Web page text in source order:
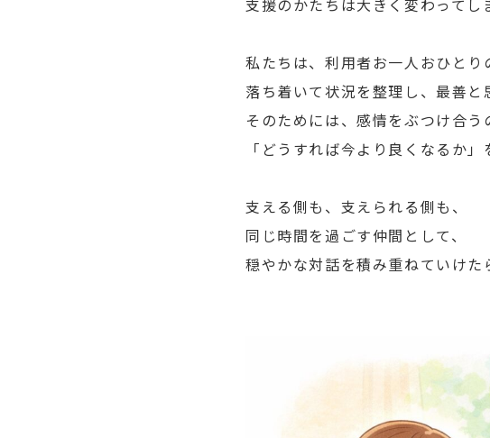
支援のかたちは大きく変わってし
私たちは、利用者お一人おひとり
落ち着いて状況を整理し、最善と
そのためには、感情をぶつけ合う
「どうすれば今より良くなるか
支える側も、支えられる側も、
同じ時間を過ごす仲間として、
穏やかな対話を積み重ねていけた